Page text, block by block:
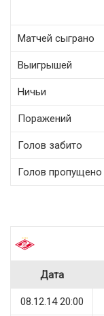
Матчей сыграно
Выигрышей
Ничьи
Поражений
Голов забито
Голов пропущено
Дата
08.12.14 20:00